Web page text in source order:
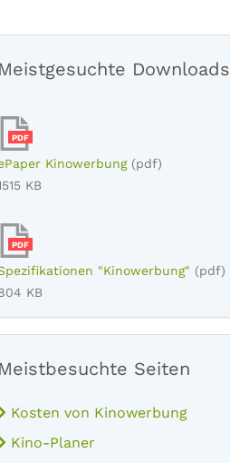
Meistgesuchte Downloads
PDF
Kinowerbung (pdf)
KB
PDF
"Kinowerbung" (pdf)
KB
Meistbesuchte Seiten
Kosten von Kinowerbung
Kino-Planer